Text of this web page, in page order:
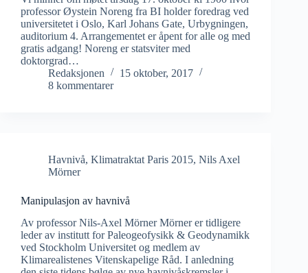
professor Øystein Noreng fra BI holder foredrag ved
universitetet i Oslo, Karl Johans Gate, Urbygningen,
auditorium 4. Arrangementet er åpent for alle og med
gratis adgang! Noreng er statsviter med
doktorgrad…
Redaksjonen
15 oktober, 2017
8 kommentarer
Havnivå, Klimatraktat Paris 2015, Nils Axel
Mörner
Manipulasjon av havnivå
Av professor Nils-Axel Mörner Mörner er tidligere
leder av institutt for Paleogeofysikk & Geodynamikk
ved Stockholm Universitet og medlem av
Klimarealistenes Vitenskapelige Råd. I anledning